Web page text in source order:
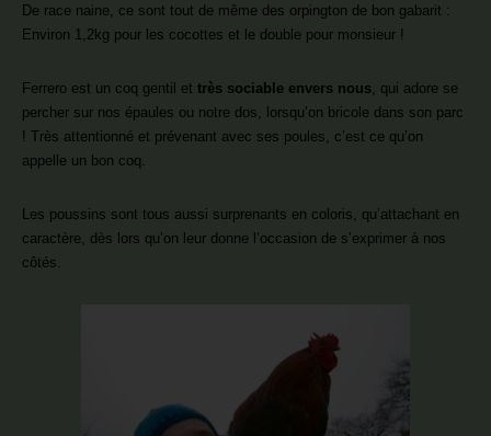
De race naine, ce sont tout de même des orpington de bon gabarit :
Environ 1,2kg pour les cocottes et le double pour monsieur !
Ferrero est un coq gentil et très sociable envers nous , qui adore se
percher sur nos épaules ou notre dos, lorsqu’on bricole dans son parc
! Très attentionné et prévenant avec ses poules, c’est ce qu’on
appelle un bon coq.
Les poussins sont tous aussi surprenants en coloris, qu’attachant en
caractère, dès lors qu’on leur donne l’occasion de s’exprimer à nos
côtés.